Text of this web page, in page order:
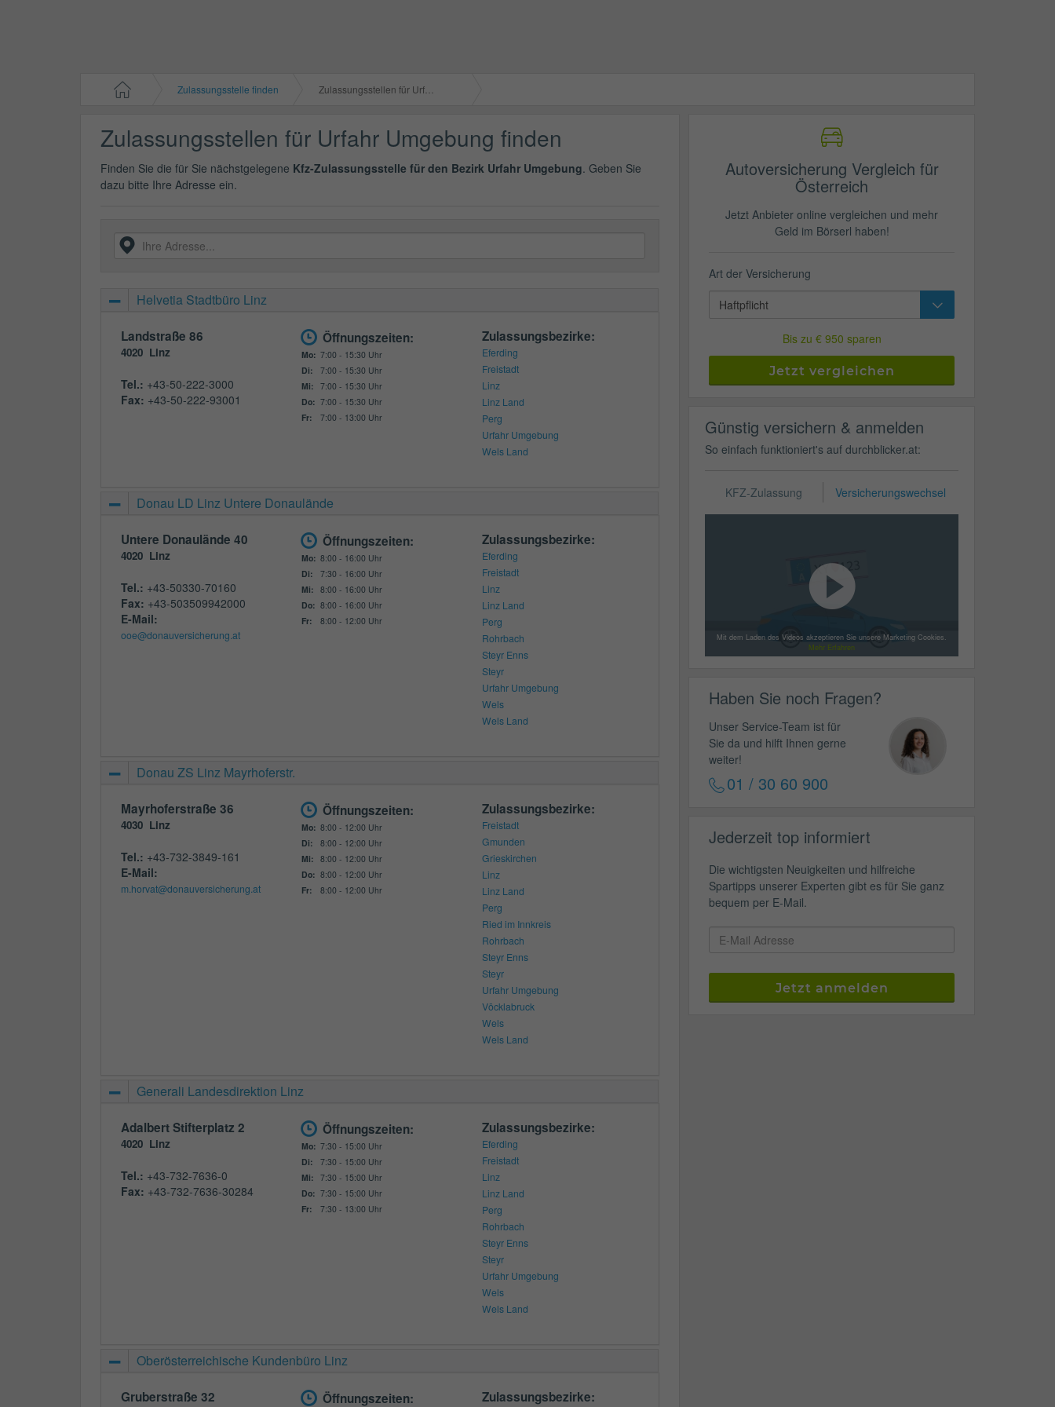
Zulassungsstelle finden Zulassungsstellen für Urfahr Umgebung
Zulassungsstellen für Urfahr Umgebung finden
Finden Sie die für Sie nächstgelegene Kfz-Zulassungsstelle für den Bezirk Urfahr Umgebung. Geben Sie
dazu bitte Ihre Adresse ein.
Helvetia Stadtbüro Linz
Landstraße 86
4020 Linz
Tel.: +43-50-222-3000
Fax: +43-50-222-93001
Öffnungszeiten:
Mo: 7:00 - 15:30 Uhr
Di:
7:00 - 15:30 Uhr
Mi: 7:00 - 15:30 Uhr
Do: 7:00 - 15:30 Uhr
Fr:
7:00 - 13:00 Uhr
Zulassungsbezirke:
Eferding
Freistadt
Linz
Linz Land
Perg
Urfahr Umgebung
Wels Land
Donau LD Linz Untere Donaulände
Untere Donaulände 40
4020 Linz
Tel.: +43-50330-70160
Fax: +43-503509942000
E-Mail:
ooe@donauversicherung.at
Öffnungszeiten:
Mo: 8:00 - 16:00 Uhr
Di:
7:30 - 16:00 Uhr
Mi: 8:00 - 16:00 Uhr
Do: 8:00 - 16:00 Uhr
Fr:
8:00 - 12:00 Uhr
Zulassungsbezirke:
Eferding
Freistadt
Linz
Linz Land
Perg
Rohrbach
Steyr Enns
Steyr
Urfahr Umgebung
Wels
Wels Land
Donau ZS Linz Mayrhoferstr.
Mayrhoferstraße 36
4030 Linz
Tel.: +43-732-3849-161
E-Mail:
m.horvat@donauversicherung.at
Öffnungszeiten:
Mo: 8:00 - 12:00 Uhr
Di:
8:00 - 12:00 Uhr
Mi: 8:00 - 12:00 Uhr
Do: 8:00 - 12:00 Uhr
Fr:
8:00 - 12:00 Uhr
Zulassungsbezirke:
Freistadt
Gmunden
Grieskirchen
Linz
Linz Land
Perg
Ried im Innkreis
Rohrbach
Steyr Enns
Steyr
Urfahr Umgebung
Vöcklabruck
Wels
Wels Land
Generali Landesdirektion Linz
Adalbert Stifterplatz 2
4020 Linz
Tel.: +43-732-7636-0
Fax: +43-732-7636-30284
Öffnungszeiten:
Mo: 7:30 - 15:00 Uhr
Di:
7:30 - 15:00 Uhr
Mi: 7:30 - 15:00 Uhr
Do: 7:30 - 15:00 Uhr
Fr:
7:30 - 13:00 Uhr
Zulassungsbezirke:
Eferding
Freistadt
Linz
Linz Land
Perg
Rohrbach
Steyr Enns
Steyr
Urfahr Umgebung
Wels
Wels Land
Oberösterreichische Kundenbüro Linz
Gruberstraße 32 Öffnungszeiten: Zulassungsbezirke:
Autoversicherung Vergleich für
Österreich
Jetzt Anbieter online vergleichen und mehr
Geld im Börserl haben!
Art der Versicherung
Bis zu € 950 sparen
Jetzt vergleichen
Günstig versichern & anmelden
So einfach funktioniert's auf durchblicker.at:
KFZ-Zulassung Versicherungswechsel
Mit dem Laden des Videos akzeptieren Sie unsere Marketing Cookies.
Mehr Erfahren
Haben Sie noch Fragen?
Unser Service-Team ist für
Sie da und hilft Ihnen gerne
weiter!
01 / 30 60 900
Jederzeit top informiert
Die wichtigsten Neuigkeiten und hilfreiche
Spartipps unserer Experten gibt es für Sie ganz
bequem per E-Mail.
Jetzt anmelden